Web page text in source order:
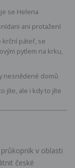
se Helena
ani protažení
krční páteř, se
pytlem na krku,
nesnědené domů
jíte, ale i kdy to jíte
v oblasti
české